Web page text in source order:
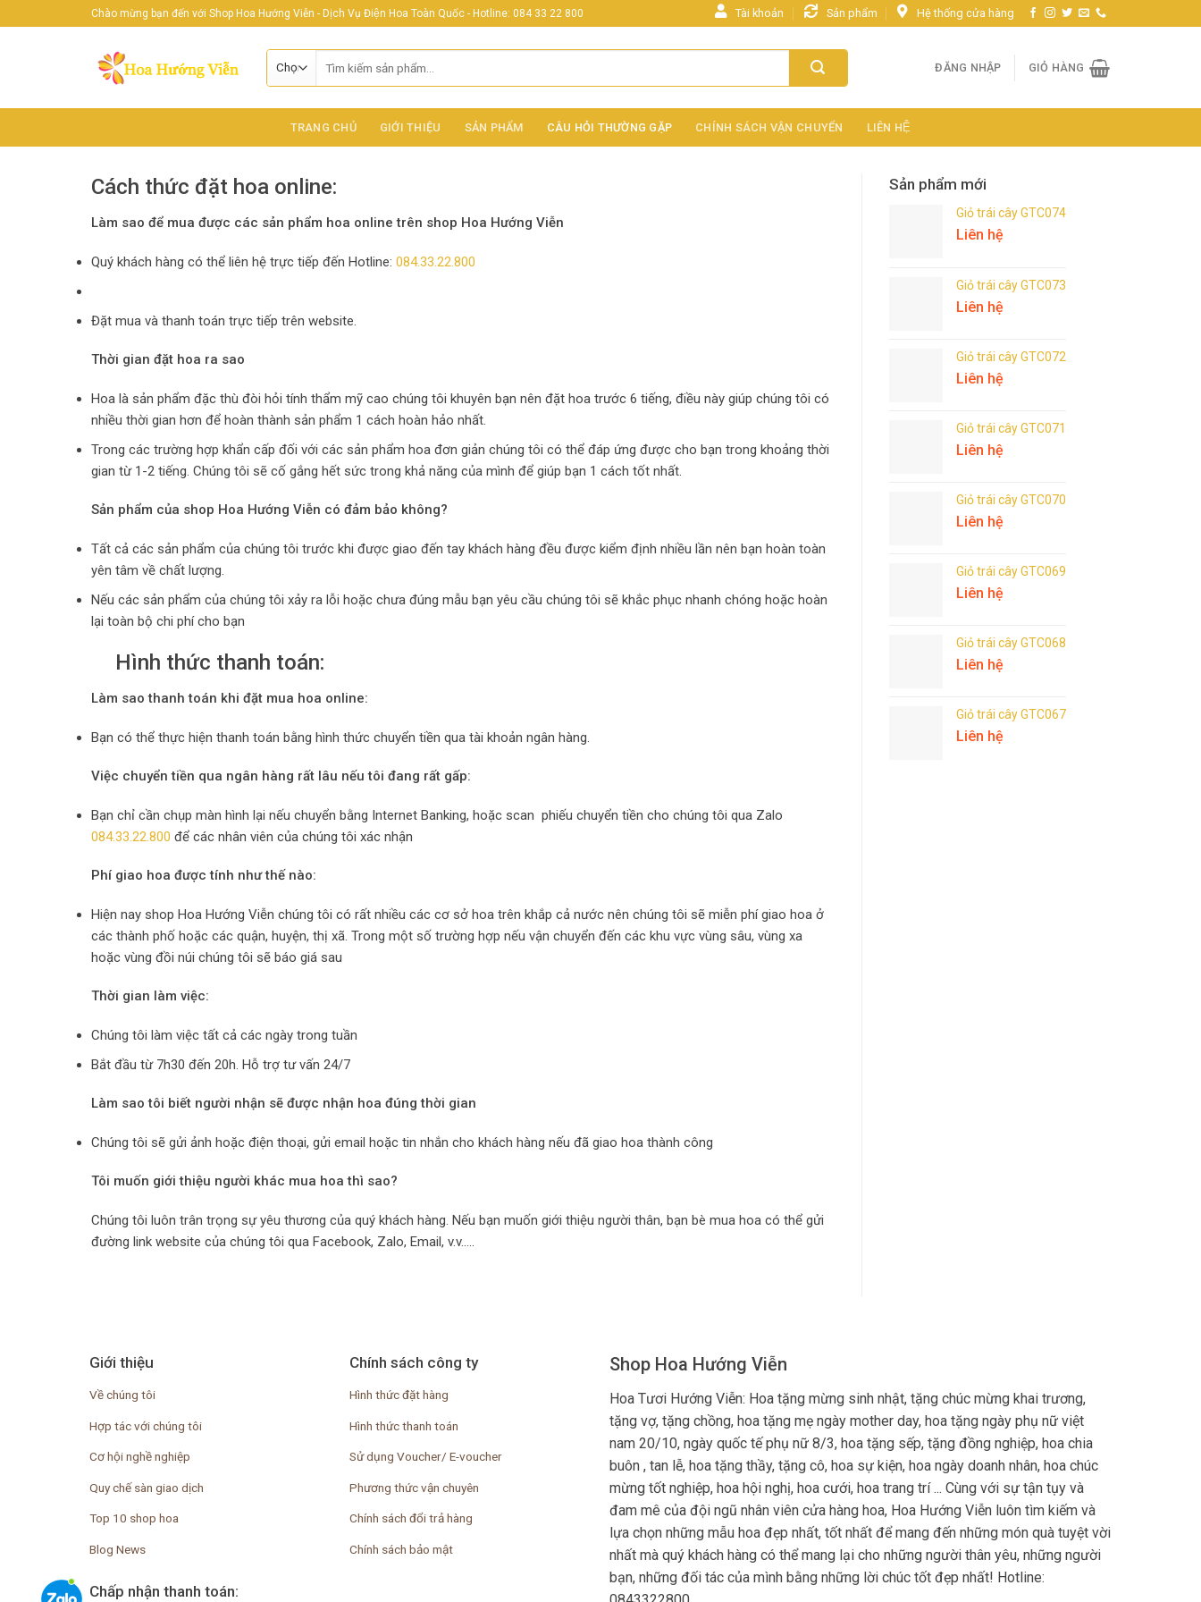
to
Chào mừng bạn đến với Shop Hoa Hướng Viễn - Dịch Vụ Điện Hoa Toàn Quốc - Hotline: 084 33 22 800 Tài khoản Sản phẩm Hệ thống cửa hàng
kiếm:
ĐĂNG NHẬP GIỎ HÀNG
TRANG CHỦ GIỚI THIỆU SẢN PHẨM CÂU HỎI THƯỜNG GẶP CHÍNH SÁCH VẬN CHUYỂN LIÊN HỆ
Cách thức đặt hoa online:
Làm sao để mua được các sản phẩm hoa online trên shop Hoa Hướng Viễn
Quý khách hàng có thể liên hệ trực tiếp đến Hotline: 084.33.22.800
Đặt mua và thanh toán trực tiếp trên website.
Thời gian đặt hoa ra sao
Hoa là sản phẩm đặc thù đòi hỏi tính thẩm mỹ cao chúng tôi khuyên bạn nên đặt hoa trước 6 tiếng, điều này giúp chúng tôi có
nhiều thời gian hơn để hoàn thành sản phẩm 1 cách hoàn hảo nhất.
Trong các trường hợp khẩn cấp đối với các sản phẩm hoa đơn giản chúng tôi có thể đáp ứng được cho bạn trong khoảng thời
gian từ 1-2 tiếng. Chúng tôi sẽ cố gắng hết sức trong khả năng của mình để giúp bạn 1 cách tốt nhất.
Sản phẩm của shop Hoa Hướng Viễn có đảm bảo không?
Tất cả các sản phẩm của chúng tôi trước khi được giao đến tay khách hàng đều được kiểm định nhiều lần nên bạn hoàn toàn
yên tâm về chất lượng.
Nếu các sản phẩm của chúng tôi xảy ra lỗi hoặc chưa đúng mẫu bạn yêu cầu chúng tôi sẽ khắc phục nhanh chóng hoặc hoàn
lại toàn bộ chi phí cho bạn
Hình thức thanh toán:
Làm sao thanh toán khi đặt mua hoa online:
Bạn có thể thực hiện thanh toán bằng hình thức chuyển tiền qua tài khoản ngân hàng.
Việc chuyển tiền qua ngân hàng rất lâu nếu tôi đang rất gấp:
Bạn chỉ cần chụp màn hình lại nếu chuyển bằng Internet Banking, hoặc scan phiếu chuyển tiền cho chúng tôi qua Zalo
084.33.22.800 để các nhân viên của chúng tôi xác nhận
Phí giao hoa được tính như thế nào:
Hiện nay shop Hoa Hướng Viễn chúng tôi có rất nhiều các cơ sở hoa trên khắp cả nước nên chúng tôi sẽ miễn phí giao hoa ở
các thành phố hoặc các quận, huyện, thị xã. Trong một số trường hợp nếu vận chuyển đến các khu vực vùng sâu, vùng xa
hoặc vùng đồi núi chúng tôi sẽ báo giá sau
Thời gian làm việc:
Chúng tôi làm việc tất cả các ngày trong tuần
Bắt đầu từ 7h30 đến 20h. Hỗ trợ tư vấn 24/7
Làm sao tôi biết người nhận sẽ được nhận hoa đúng thời gian
Chúng tôi sẽ gửi ảnh hoặc điện thoại, gửi email hoặc tin nhắn cho khách hàng nếu đã giao hoa thành công
Tôi muốn giới thiệu người khác mua hoa thì sao?
Chúng tôi luôn trân trọng sự yêu thương của quý khách hàng. Nếu bạn muốn giới thiệu người thân, bạn bè mua hoa có thể gửi
đường link website của chúng tôi qua Facebook, Zalo, Email, v.v…..
Sản phẩm mới
Giỏ trái cây GTC074
Liên hệ
Giỏ trái cây GTC073
Liên hệ
Giỏ trái cây GTC072
Liên hệ
Giỏ trái cây GTC071
Liên hệ
Giỏ trái cây GTC070
Liên hệ
Giỏ trái cây GTC069
Liên hệ
Giỏ trái cây GTC068
Liên hệ
Giỏ trái cây GTC067
Liên hệ
Giới thiệu
Về chúng tôi
Hợp tác với chúng tôi
Cơ hội nghề nghiệp
Quy chế sàn giao dịch
Top 10 shop hoa
Blog News
Chính sách công ty
Hình thức đặt hàng
Hình thức thanh toán
Sử dụng Voucher/ E-voucher
Phương thức vận chuyên
Chính sách đổi trả hàng
Chính sách bảo mật
Chấp nhận thanh toán:
Shop Hoa Hướng Viễn
Hoa Tươi Hướng Viễn: Hoa tặng mừng sinh nhật, tặng chúc mừng khai trương,
tặng vợ, tặng chồng, hoa tặng mẹ ngày mother day, hoa tặng ngày phụ nữ việt
nam 20/10, ngày quốc tế phụ nữ 8/3, hoa tặng sếp, tặng đồng nghiệp, hoa chia
buôn , tan lễ, hoa tặng thầy, tặng cô, hoa sự kiện, hoa ngày doanh nhân, hoa chúc
mừng tốt nghiệp, hoa hội nghị, hoa cưới, hoa trang trí ... Cùng với sự tận tụy và
đam mê của đội ngũ nhân viên cửa hàng hoa, Hoa Hướng Viễn luôn tìm kiếm và
lựa chọn những mẫu hoa đẹp nhất, tốt nhất để mang đến những món quà tuyệt vời
nhất mà quý khách hàng có thể mang lại cho những người thân yêu, những người
bạn, những đối tác của mình bằng những lời chúc tốt đẹp nhất! Hotline: